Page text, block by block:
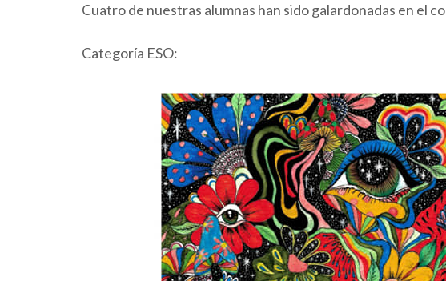
Cuatro de nuestras alumnas han sido galardonadas en el
Categoría ESO: